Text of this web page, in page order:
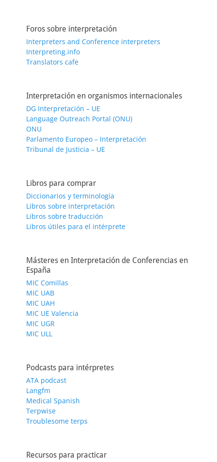
Foros sobre interpretación
Interpreters and Conference interpreters
Interpreting.info
Translators cafe
Interpretación en organismos internacionales
DG Interpretación – UE
Language Outreach Portal (ONU)
ONU
Parlamento Europeo – Interpretación
Tribunal de Justicia – UE
Libros para comprar
Diccionarios y terminología
Libros sobre interpretación
Libros sobre traducción
Libros útiles para el intérprete
Másteres en Interpretación de Conferencias en
España
MIC Comillas
MIC UAB
MIC UAH
MIC UE Valencia
MIC UGR
MIC ULL
Podcasts para intérpretes
ATA podcast
Langfm
Medical Spanish
Terpwise
Troublesome terps
Recursos para practicar